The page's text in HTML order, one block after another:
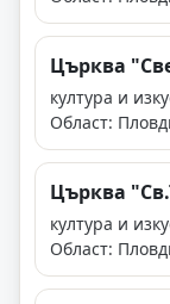
Църква
култура и
Област:
Църква
култура и
Област: